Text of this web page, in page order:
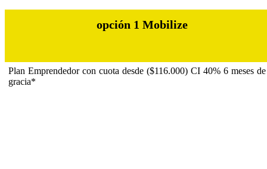
opción 1 Mobilize
Plan Emprendedor con cuota desde ($116.000) CI 40% 6 meses de
gracia*